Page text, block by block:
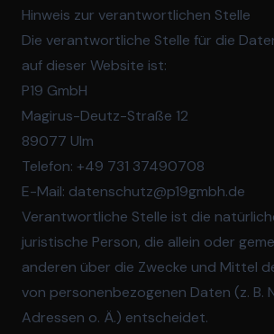
Hinweis zur verantwortlichen Stelle
Die verantwortliche Stelle für die
auf dieser Website ist:
P19 GmbH
Magirus-Deutz-Straße 12
89077 Ulm
Telefon: +49 731 37490708
E-Mail: datenschutz@p19gmbh.de
Verantwortliche Stelle ist die
juristische Person, die allein oder
anderen über die Zwecke und Mittel
von personenbezogenen Daten (z. B.
Adressen o. Ä.) entscheidet.